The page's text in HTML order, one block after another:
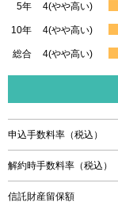
5年
10年
総合
4(やや高い)
4(やや高い)
4(やや高い)
申込手数料率（税込）
解約時手数料率（税込）
信託財産留保額